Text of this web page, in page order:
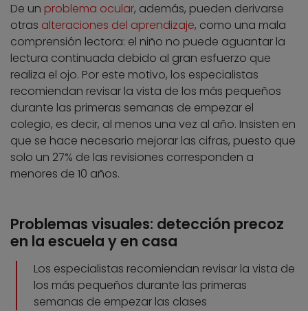
De un problema ocular, además, pueden derivarse
otras alteraciones del aprendizaje, como una mala
comprensión lectora: el niño no puede aguantar la
lectura continuada debido al gran esfuerzo que
realiza el ojo. Por este motivo, los especialistas
recomiendan revisar la vista de los más pequeños
durante las primeras semanas de empezar el
colegio, es decir, al menos una vez al año. Insisten en
que se hace necesario mejorar las cifras, puesto que
solo un 27% de las revisiones corresponden a
menores de 10 años.
Problemas visuales: detección precoz
en la escuela y en casa
Los especialistas recomiendan revisar la vista de
los más pequeños durante las primeras
semanas de empezar las clases